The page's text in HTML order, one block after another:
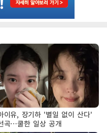
이유, 장기하 '별일 없이 산다'
곡…쿨한 일상 공개